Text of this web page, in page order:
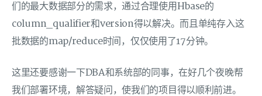
们的最大数据部分的需求，通过合理使用Hbase的
column_qualifier和version得以解决。而且单纯存入这
批数据的map/reduce时间，仅仅使用了17分钟。
这里还要感谢一下DBA和系统部的同事，在好几个夜晚帮
我们部署环境，解答疑问，使我们的项目得以顺利前进。